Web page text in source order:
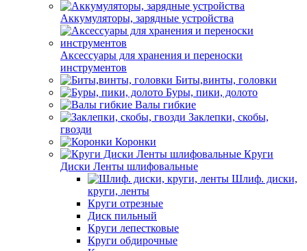
Аккумуляторы, зарядные устройства
Аксессуары для хранения и переноски
инструментов
Биты,винты, головки
Буры, пики, долото
Валы гибкие
Заклепки, скобы,
гвозди
Коронки
Круги
Диски Ленты шлифовальные
Шлиф. диски,
круги, ленты
Круги отрезные
Диск пильный
Круги лепестковые
Круги обдирочные